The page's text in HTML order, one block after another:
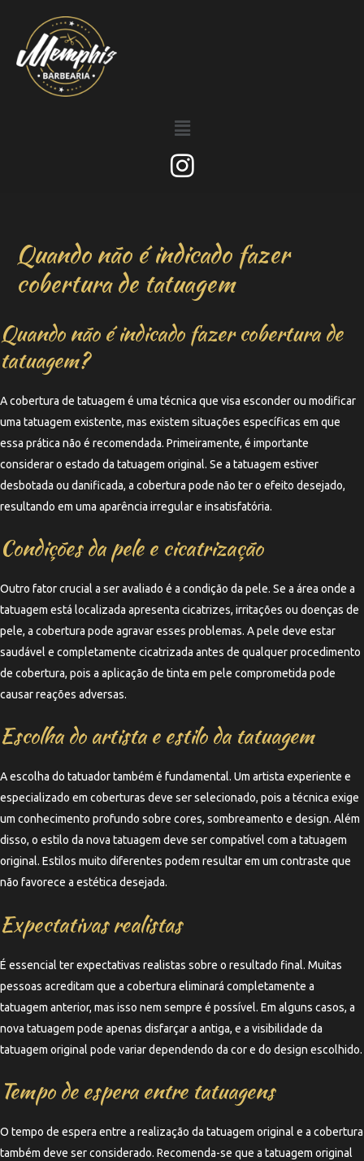
Quando não é indicado fazer
cobertura de tatuagem
Quando não é indicado fazer cobertura de
tatuagem?
A cobertura de tatuagem é uma técnica que visa esconder ou modificar
uma tatuagem existente, mas existem situações específicas em que
essa prática não é recomendada. Primeiramente, é importante
considerar o estado da tatuagem original. Se a tatuagem estiver
desbotada ou danificada, a cobertura pode não ter o efeito desejado,
resultando em uma aparência irregular e insatisfatória.
Condições da pele e cicatrização
Outro fator crucial a ser avaliado é a condição da pele. Se a área onde a
tatuagem está localizada apresenta cicatrizes, irritações ou doenças de
pele, a cobertura pode agravar esses problemas. A pele deve estar
saudável e completamente cicatrizada antes de qualquer procedimento
de cobertura, pois a aplicação de tinta em pele comprometida pode
causar reações adversas.
Escolha do artista e estilo da tatuagem
A escolha do tatuador também é fundamental. Um artista experiente e
especializado em coberturas deve ser selecionado, pois a técnica exige
um conhecimento profundo sobre cores, sombreamento e design. Além
disso, o estilo da nova tatuagem deve ser compatível com a tatuagem
original. Estilos muito diferentes podem resultar em um contraste que
não favorece a estética desejada.
Expectativas realistas
É essencial ter expectativas realistas sobre o resultado final. Muitas
pessoas acreditam que a cobertura eliminará completamente a
tatuagem anterior, mas isso nem sempre é possível. Em alguns casos, a
nova tatuagem pode apenas disfarçar a antiga, e a visibilidade da
tatuagem original pode variar dependendo da cor e do design escolhido.
Tempo de espera entre tatuagens
O tempo de espera entre a realização da tatuagem original e a cobertura
também deve ser considerado. Recomenda-se que a tatuagem original